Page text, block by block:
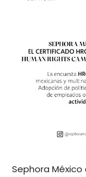
Sephora